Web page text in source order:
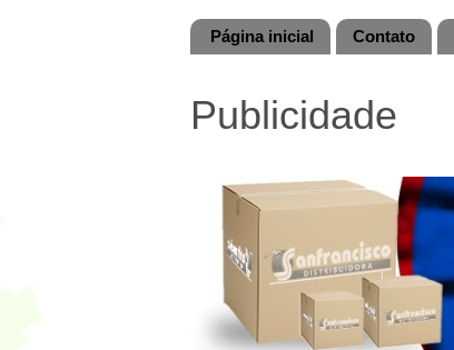
Página inicial Contato
Publicidade